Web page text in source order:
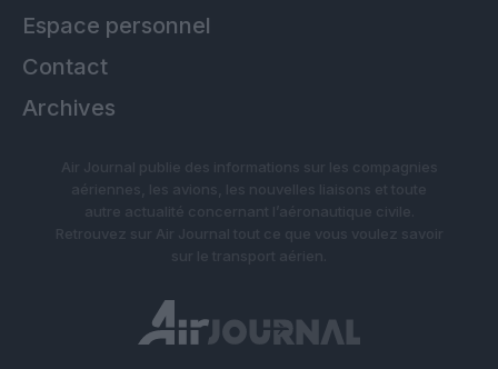
Espace personnel
Contact
Archives